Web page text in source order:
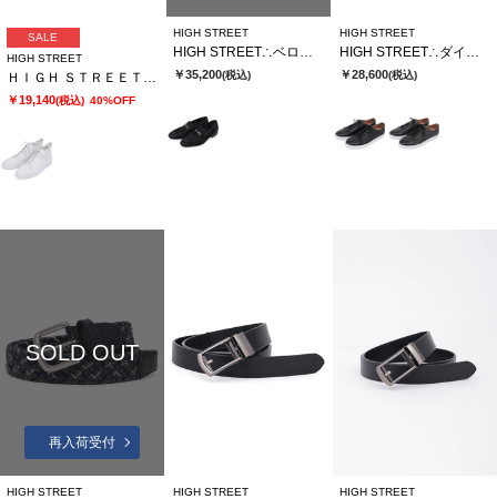
SALE
HIGH STREET
ＨＩＧＨ ＳＴＲＥＥＴ∴サイドゴアハイカットカタオシドレススニーカー
￥19,140(税込) 40%OFF
HIGH STREET
HIGH STREET∴ベロア型押しビットローファー
￥35,200(税込)
HIGH STREET
HIGH STREET∴ダイヤキルト型押しドレススニーカー
￥28,600(税込)
SOLD OUT
再入荷受付
HIGH STREET HIGH STREET HIGH STREET